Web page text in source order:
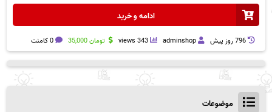
ادامه و خرید
796 روز پيش adminshop
343 views تومان35,000 0 کامنت
موضوعات